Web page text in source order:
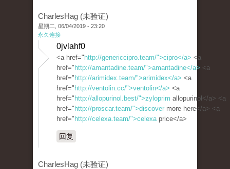
CharlesHag (未验证)
星期二, 06/04/2019 - 23:20
永久连接
0jvlahf0
<a href=" http://genericcipro.team/">cipro</a> <a
href=" http://amantadine.team/">amantadine</a> <a
href=" http://arimidex.team/">arimidex</a> <a
href=" http://ventolin.cc/">ventolin</a> <a
href=" http://allopurinol.best/">zyloprim allopurinol</a> <a
href=" http://proscar.team/">discover more here</a> <a
href=" http://celexa.team/">celexaprice</a>
回复
CharlesHag (未验证)